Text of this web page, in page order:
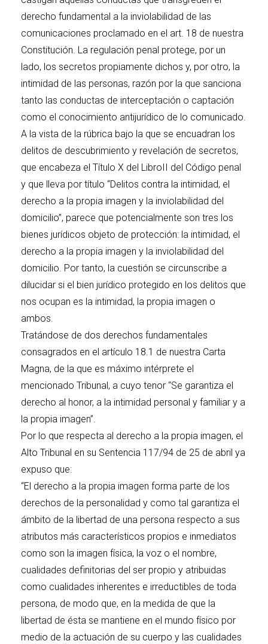
derecho fundamental a la inviolabilidad de las
comunicaciones proclamado en el art. 18 de nuestra
Constitución. La regulación penal protege, por un
lado, los secretos propiamente dichos y, por otro, la
intimidad de las personas, razón por la que sanciona
tanto las conductas de interceptación o captación
como el conocimiento antijurídico de lo comunicado.
A la vista de la rúbrica bajo la que se encuadran los
delitos de descubrimiento y revelación de secretos,
que encabeza el Título X del LibroII del Código penal
y que lleva por título “Delitos contra la intimidad, el
derecho a la propia imagen y la inviolabilidad del
domicilio”, parece que potencialmente son tres los
bienes jurídicos objeto de protección: la intimidad, el
derecho a la propia imagen y la inviolabilidad del
domicilio. Por tanto, la cuestión se circunscribe a
dilucidar si el bien jurídico protegido en los delitos que
nos ocupan es la intimidad, la propia imagen o
ambos.
Tratándose de dos derechos fundamentales
consagrados en el artículo 18.1 de nuestra Carta
Magna, de la que es máximo intérprete el
mencionado Tribunal, a cuyo tenor “Se garantiza el
derecho al honor, a la intimidad personal y familiar y a
la propia imagen”.
Por lo que respecta al derecho a la propia imagen, el
Alto Tribunal en su Sentencia 117/94 de 25 de abril ya
expuso que:
“El derecho a la propia imagen forma parte de los
derechos de la personalidad y como tal garantiza el
ámbito de la libertad de una persona respecto a sus
atributos más característicos propios e inmediatos
como son la imagen física, la voz o el nombre,
cualidades definitorias del ser propio y atribuidas
como cualidades inherentes e irreductibles de toda
persona, de modo que, en la medida de que la
libertad de ésta se mantiene en el mundo físico por
medio de la actuación de su cuerpo y las cualidades